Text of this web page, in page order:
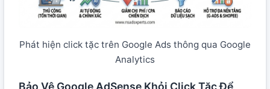
Phát hiện click tặc trên Google Ads thông qua Google
Analytics